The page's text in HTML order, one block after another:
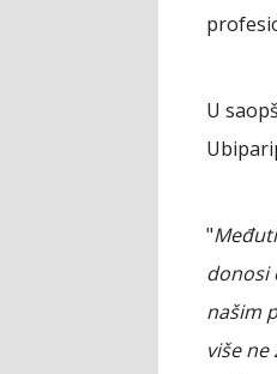
U
"
donosi
našim
više